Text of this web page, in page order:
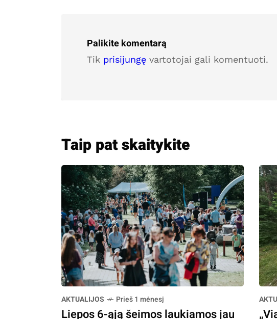
Palikite komentarą
Tik prisijungę vartotojai gali komentuoti.
Taip pat skaitykite
AKTUALIJOS Prieš 1 mėnesį
Liepos 6-ąją šeimos laukiamos jau